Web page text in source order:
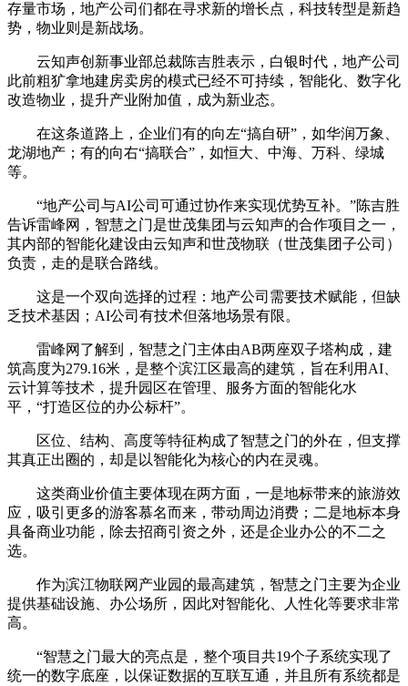
存量市场，地产公司们都在寻求新的增长点，科技转型是新趋
势，物业则是新战场。
云知声创新事业部总裁陈吉胜表示，白银时代，地产公司
此前粗犷拿地建房卖房的模式已经不可持续，智能化、数字化
改造物业，提升产业附加值，成为新业态。
在这条道路上，企业们有的向左“搞自研”，如华润万象、
龙湖地产；有的向右“搞联合”，如恒大、中海、万科、绿城
等。
“地产公司与AI公司可通过协作来实现优势互补。”陈吉胜
告诉雷峰网，智慧之门是世茂集团与云知声的合作项目之一，
其内部的智能化建设由云知声和世茂物联（世茂集团子公司）
负责，走的是联合路线。
这是一个双向选择的过程：地产公司需要技术赋能，但缺
乏技术基因；AI公司有技术但落地场景有限。
雷峰网了解到，智慧之门主体由AB两座双子塔构成，建
筑高度为279.16米，是整个滨江区最高的建筑，旨在利用AI、
云计算等技术，提升园区在管理、服务方面的智能化水
平，“打造区位的办公标杆”。
区位、结构、高度等特征构成了智慧之门的外在，但支撑
其真正出圈的，却是以智能化为核心的内在灵魂。
这类商业价值主要体现在两方面，一是地标带来的旅游效
应，吸引更多的游客慕名而来，带动周边消费；二是地标本身
具备商业功能，除去招商引资之外，还是企业办公的不二之
选。
作为滨江物联网产业园的最高建筑，智慧之门主要为企业
提供基础设施、办公场所，因此对智能化、人性化等要求非常
高。
“智慧之门最大的亮点是，整个项目共19个子系统实现了
统一的数字底座，以保证数据的互联互通，并且所有系统都是